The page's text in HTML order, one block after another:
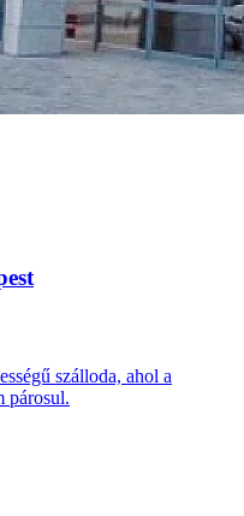
szálloda, ahol a
párosul.